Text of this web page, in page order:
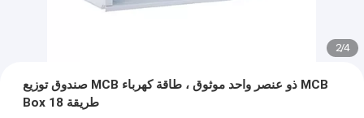
2/4
صندوق توزيع MCB ذو عنصر واحد موثوق ، طاقة كهرباء MCB
Box 18 طريقة